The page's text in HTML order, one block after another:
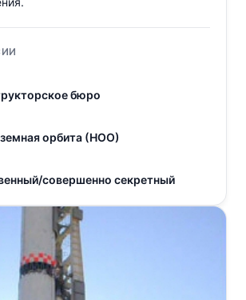
бюро
орбита (НОО)
совершенно секретный